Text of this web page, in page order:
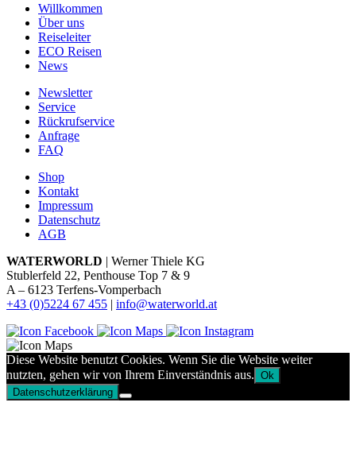
Willkommen
Über uns
Reiseleiter
ECO Reisen
News
Newsletter
Service
Rückrufservice
Anfrage
FAQ
Shop
Kontakt
Impressum
Datenschutz
AGB
WATERWORLD | Werner Thiele KG
Stublerfeld 22, Penthouse Top 7 & 9
A – 6123 Terfens-Vomperbach
+43 (0)5224 67 455 | info@waterworld.at
Diese Website benutzt Cookies. Wenn Sie die Website weiter
nutzten, gehen wir von Ihrem Einverständnis aus. Ok
Datenschutzerklärung